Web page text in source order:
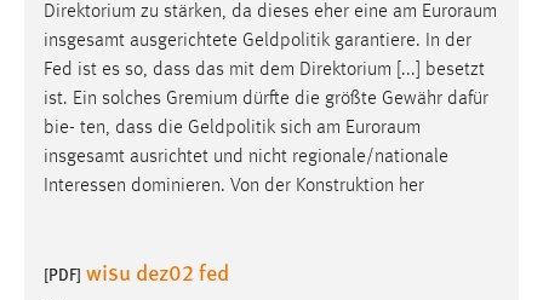
Direktorium zu stärken, da dieses eher eine am Euroraum
insgesamt ausgerichtete Geldpolitik garantiere. In der
Fed ist es so, dass das mit dem Direktorium [...] besetzt
ist. Ein solches Gremium dürfte die größte Gewähr dafür
bie- ten, dass die Geldpolitik sich am Euroraum
insgesamt ausrichtet und nicht regionale/nationale
Interessen dominieren. Von der Konstruktion her
[PDF] wisu dez02 fed
Google Ireland Limited
Zweck:
Conversion-Tracking
Cookie Laufzeit:
3 Monate
Name: